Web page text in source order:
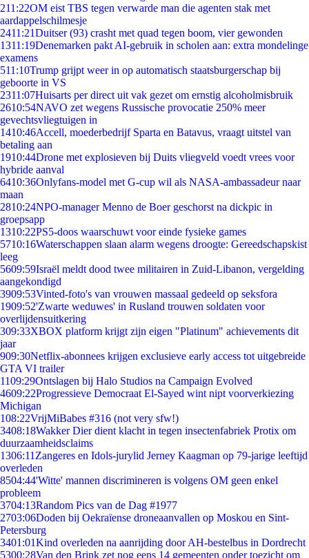
211:22OM eist TBS tegen verwarde man die agenten stak met
aardappelschilmesje
2411:21Duitser (93) crasht met quad tegen boom, vier gewonden
1311:19Denemarken pakt AI-gebruik in scholen aan: extra mondelinge
examens
511:10Trump grijpt weer in op automatisch staatsburgerschap bij
geboorte in VS
2311:07Huisarts per direct uit vak gezet om ernstig alcoholmisbruik
2610:54NAVO zet wegens Russische provocatie 250% meer
gevechtsvliegtuigen in
1410:46Accell, moederbedrijf Sparta en Batavus, vraagt uitstel van
betaling aan
1910:44Drone met explosieven bij Duits vliegveld voedt vrees voor
hybride aanval
6410:36Onlyfans-model met G-cup wil als NASA-ambassadeur naar
maan
2810:24NPO-manager Menno de Boer geschorst na dickpic in
groepsapp
1310:22PS5-doos waarschuwt voor einde fysieke games
5710:16Waterschappen slaan alarm wegens droogte: Gereedschapskist
leeg
5609:59Israël meldt dood twee militairen in Zuid-Libanon, vergelding
aangekondigd
3909:53Vinted-foto's van vrouwen massaal gedeeld op seksfora
1909:52'Zwarte weduwes' in Rusland trouwen soldaten voor
overlijdensuitkering
309:33XBOX platform krijgt zijn eigen "Platinum" achievements dit
jaar
909:30Netflix-abonnees krijgen exclusieve early access tot uitgebreide
GTA VI trailer
1109:29Ontslagen bij Halo Studios na Campaign Evolved
4609:22Progressieve Democraat El-Sayed wint nipt voorverkiezing
Michigan
108:22VrijMiBabes #316 (not very sfw!)
3408:18Wakker Dier dient klacht in tegen insectenfabriek Protix om
duurzaamheidsclaims
1306:11 Zangeres en Idols-jurylid Jerney Kaagman op 79-jarige leeftijd
overleden
8504:44'Witte' mannen discrimineren is volgens OM geen enkel
probleem
3704:13Random Pics van de Dag #1977
2703:06Doden bij Oekraïense droneaanvallen op Moskou en Sint-
Petersburg
3401:01Kind overleden na aanrijding door AH-bestelbus in Dordrecht
5300:28Van den Brink zet nog eens 14 gemeenten onder toezicht om